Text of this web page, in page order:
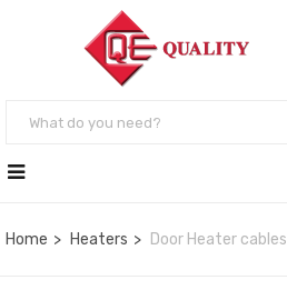
Home Heaters Door Heater cables